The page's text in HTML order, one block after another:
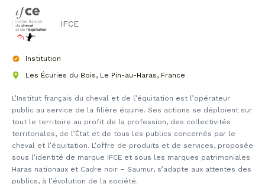
IFCE
Institution
Les Écuries du Bois, Le Pin-au-Haras, France
L’Institut français du cheval et de l’équitation est l’opérateur
public au service de la filière équine. Ses actions se déploient sur
tout le territoire au profit de la profession, des collectivités
territoriales, de l’État et de tous les publics concernés par le
cheval et l’équitation. L’offre de produits et de services, proposée
sous l’identité de marque IFCE et sous les marques patrimoniales
Haras nationaux et Cadre noir – Saumur, s’adapte aux attentes des
publics, à l’évolution de la société.